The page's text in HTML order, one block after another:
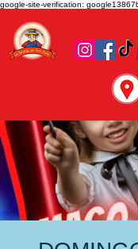
google-site-verification: